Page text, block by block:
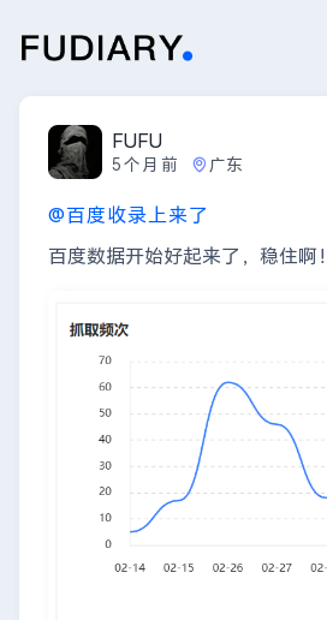
FUFU
5个月前 广东
@百度收录上来了
百度数据开始好起来了，稳住啊！